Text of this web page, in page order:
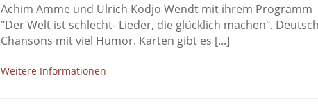
Achim Amme und Ulrich Kodjo Wendt mit ihrem Programm
"Der Welt ist schlecht- Lieder, die glücklich machen".
Chansons mit viel Humor. Karten gibt es [...]
Weitere Informationen